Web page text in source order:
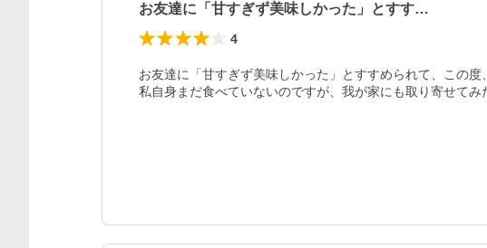
お友達に「甘すぎず美味しかった」とすす…
4
お友達に「甘すぎず美味しかった」とすすめられて、この度
私自身まだ食べていないのですが、我が家にも取り寄せてみ